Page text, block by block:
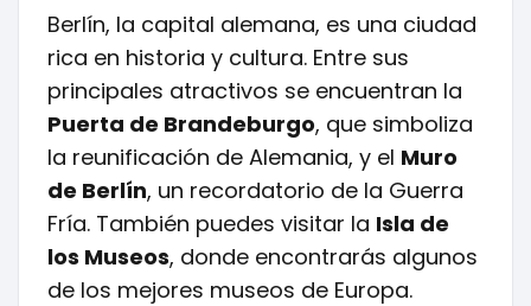
Berlín, la capital alemana, es una ciudad
rica en historia y cultura. Entre sus
principales atractivos se encuentran la
Puerta de Brandeburgo, que simboliza
la reunificación de Alemania, y el Muro
de Berlín, un recordatorio de la Guerra
Fría. También puedes visitar la Isla de
los Museos, donde encontrarás algunos
de los mejores museos de Europa.